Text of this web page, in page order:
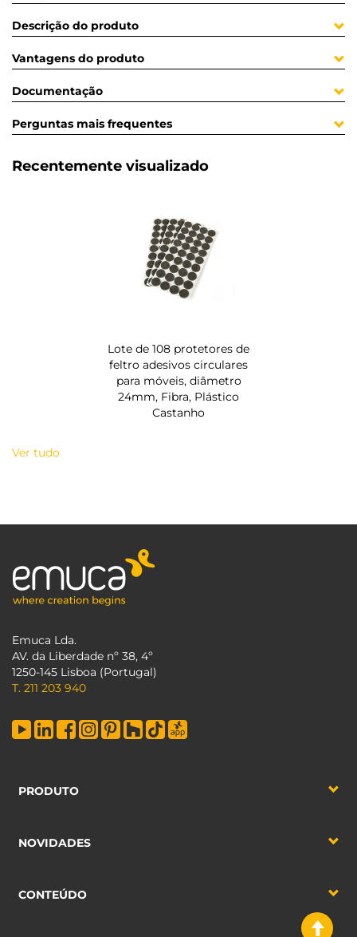
Descrição do produto
Vantagens do produto
Documentação
Perguntas mais frequentes
Recentemente visualizado
Lote de 108 protetores de
feltro adesivos circulares
para móveis, diâmetro
24mm, Fibra, Plástico
Castanho
Ver tudo
Emuca Lda.
AV. da Liberdade nº 38, 4º
1250-145 Lisboa (Portugal)
T. 211 203 940
PRODUTO
NOVIDADES
CONTEÚDO